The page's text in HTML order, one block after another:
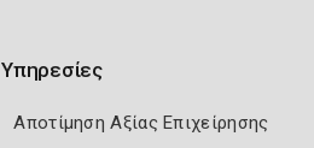
Υπηρεσίες
Αποτίμηση Αξίας Επιχείρησης